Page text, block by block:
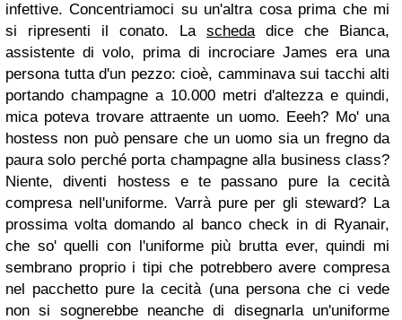
infettive. Concentriamoci su un'altra cosa prima che mi
si ripresenti il conato. La schedadice che Bianca,
assistente di volo, prima di incrociare James era una
persona tutta d'un pezzo: cioè, camminava sui tacchi alti
portando champagne a 10.000 metri d'altezza e quindi,
mica poteva trovare attraente un uomo. Eeeh? Mo' una
hostess non può pensare che un uomo sia un fregno da
paura solo perché porta champagne alla business class?
Niente, diventi hostess e te passano pure la cecità
compresa nell'uniforme. Varrà pure per gli steward? La
prossima volta domando al banco check in di Ryanair,
che so' quelli con l'uniforme più brutta ever, quindi mi
sembrano proprio i tipi che potrebbero avere compresa
nel pacchetto pure la cecità (una persona che ci vede
non si sognerebbe neanche di disegnarla un'uniforme